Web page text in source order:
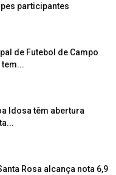
participantes
de Futebol de Campo
tem...
Idosa têm abertura
Rosa alcança nota 6,9